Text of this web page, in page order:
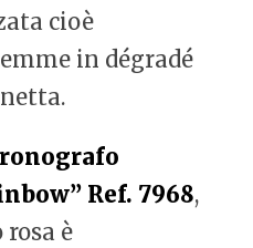
cioè
in dégradé
Ref. 7968,
è